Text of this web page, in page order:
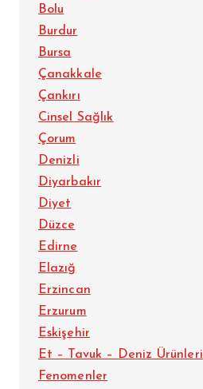
Bolu
Burdur
Bursa
Çanakkale
Çankırı
Cinsel Sağlık
Çorum
Denizli
Diyarbakır
Diyet
Düzce
Edirne
Elazığ
Erzincan
Erzurum
Eskişehir
Et – Tavuk – Deniz Ürünleri
Fenomenler